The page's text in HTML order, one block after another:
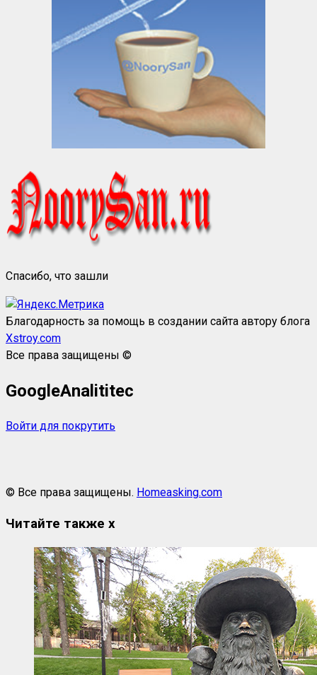
Спасибо, что зашли
Благодарность за помощь в создании сайта автору блога
Xstroy.com
Все права защищены ©
GoogleAnalititec
Войти для покрутить
© Все права защищены. Homeasking.com
Читайте также x